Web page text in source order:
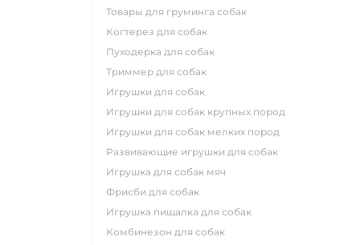
товары для груминга собак
когтерез для собак
пуходерка для собак
триммер для собак
игрушки для собак
игрушки для собак крупных пород
игрушки для собак мелких пород
развивающие игрушки для собак
игрушка для собак мяч
фрисби для собак
игрушка пищалка для собак
комбинезон для собак